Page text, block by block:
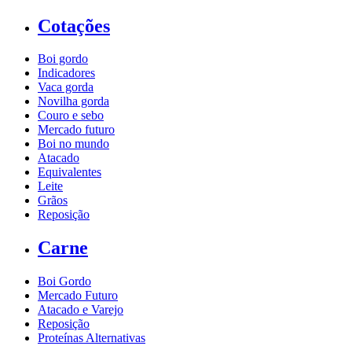
Cotações
Boi gordo
Indicadores
Vaca gorda
Novilha gorda
Couro e sebo
Mercado futuro
Boi no mundo
Atacado
Equivalentes
Leite
Grãos
Reposição
Carne
Boi Gordo
Mercado Futuro
Atacado e Varejo
Reposição
Proteínas Alternativas